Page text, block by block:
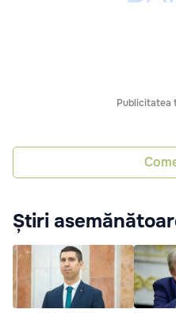
Publicitatea
Știri